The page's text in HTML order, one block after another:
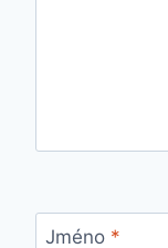
Jméno *